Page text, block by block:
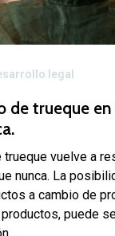
legal
de trueque en
trueque vuelve a
nunca. La
a cambio de
puede